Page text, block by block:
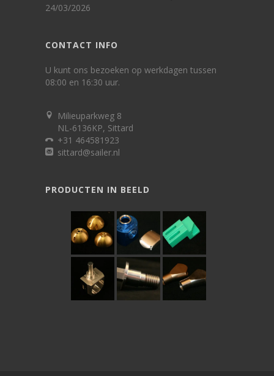
24/03/2026
CONTACT INFO
U kunt ons bezoeken op werkdagen tussen
08:00 en 16:30 uur.
Milieuparkweg 8
NL-6136KP, Sittard
+31 464581923
sittard@sailer.nl
PRODUCTEN IN BEELD